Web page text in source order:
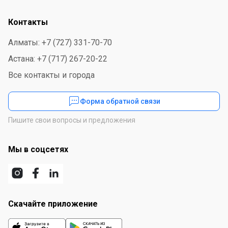
Контакты
Алматы: +7 (727) 331-70-70
Астана: +7 (717) 267-20-22
Все контакты и города
Форма обратной связи
Пишите свои вопросы и предложения
Мы в соцсетях
Скачайте приложение